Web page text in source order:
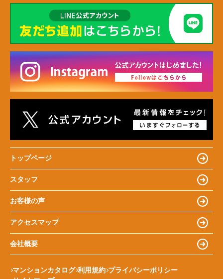
トップページ
スタッフ
お客様の声
アクセスマップ
会社概要
マンションカタログ 利用規約 プライバシーポリシー